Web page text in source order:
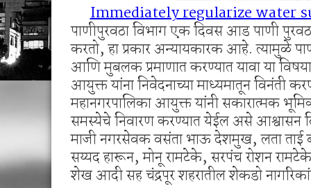
Immediately regularize water
पाणीपुरवठा विभाग एक दिवस आड पाणी
करतो, हा प्रकार अन्यायकारक आहे. त्यामुळे
आणि मुबलक प्रमाणात करण्यात यावा या
आयुक्त यांना निवेदनाच्या माध्यमातून विनंती
महानगरपालिका आयुक्त यांनी सकारात्मक
समस्येचे निवारण करण्यात येईल असे आश्वासन
माजी नगरसेवक वसंता भाऊ देशमुख, लता ताई
सय्यद हारून, मोनू रामटेके, सरपंच रोशन
शेख आदी सह चंद्रपूर शहरातील शेकडो